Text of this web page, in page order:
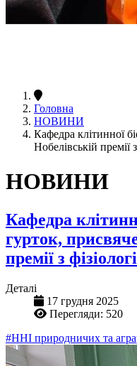
Головна
НОВИНИ
Кафедра клітинної
Нобелівській премії
НОВИНИ
Кафедра
гурток,
премії з
Деталі
17 грудня 2025
Перегляди: 520
#ННІ природничих та